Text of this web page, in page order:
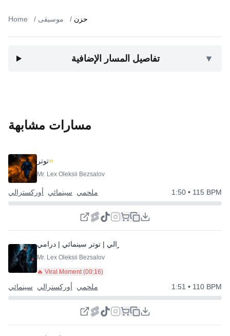
Home / موسيقى / حزن
تفاصيل المسار الإضافية ▼
مسارات مشابهة
توتر⭐
Mr. Lex Oleksii Bezsalov
أوركسترالي سينمائي ملحمي 1:50 • 115 BPM
ملحمي أوركسترالي | توتر سينمائي | درامي
Mr. Lex Oleksii Bezsalov
🔥 Viral Moment (00:16)
سينمائي أوركسترالي ملحمي 1:51 • 110 BPM